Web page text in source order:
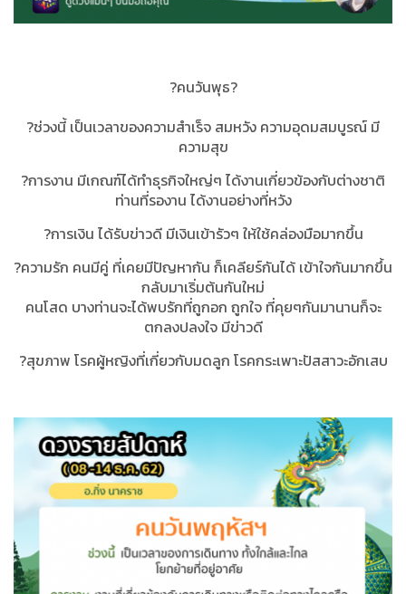
?คนวันพุธ?
?ช่วงนี้ เป็นเวลาของความสำเร็จ สมหวัง ความอุดมสมบูรณ์ มี
ความสุข
?การงาน มีเกณฑ์ได้ทำธุรกิจใหญ่ๆ ได้งานเกี่ยวข้องกับต่างชาติ
ท่านที่รองาน ได้งานอย่างที่หวัง
?การเงิน ได้รับข่าวดี มีเงินเข้ารัวๆ ให้ใช้คล่องมือมากขึ้น
?ความรัก คนมีคู่ ที่เคยมีปัญหากัน ก็เคลียร์กันได้ เข้าใจกันมากขึ้น
กลับมาเริ่มต้นกันใหม่
คนโสด บางท่านจะได้พบรักที่ถูกอก ถูกใจ ที่คุยๆกันมานานก็จะ
ตกลงปลงใจ มีข่าวดี
?สุขภาพ โรคผู้หญิงที่เกี่ยวกับมดลูก โรคกระเพาะปัสสาวะอักเสบ